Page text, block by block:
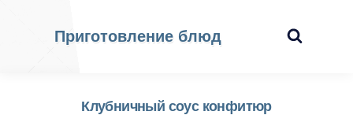
Приготовление блюд
Клубничный соус конфитюр